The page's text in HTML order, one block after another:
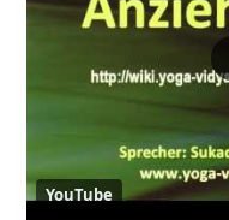
YouTube